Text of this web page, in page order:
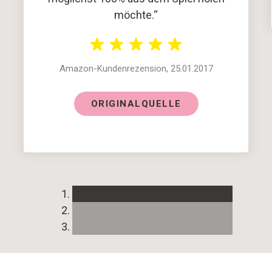
möchte.“
Amazon-Kundenrezension, 25.01.2017
ORIGINALQUELLE